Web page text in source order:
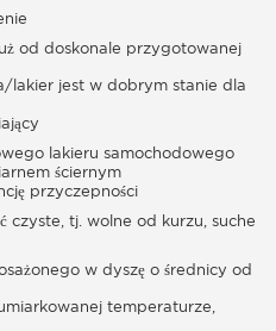
od doskonale przygotowanej
lakier jest w dobrym stanie dla
lakieru samochodowego
ściernym
przyczepności
czyste, tj. wolne od kurzu, suche
w dyszę o średnicy od
temperaturze,